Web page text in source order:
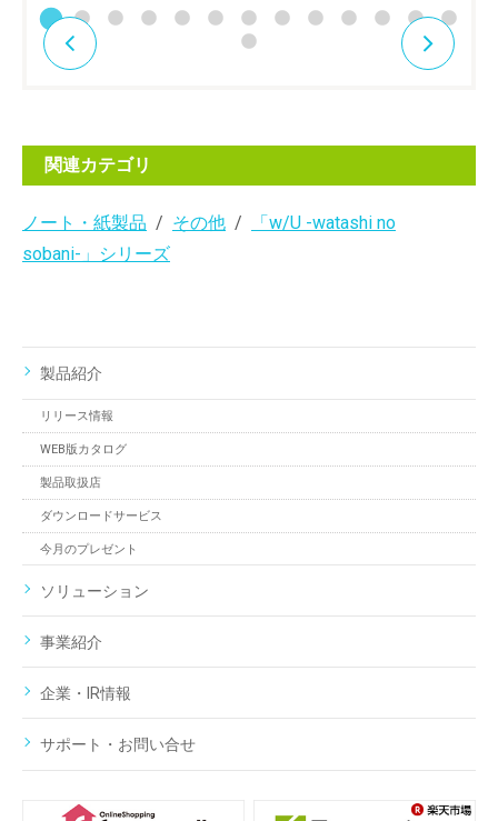
関連カテゴリ
ノート・紙製品 その他
「w/U -watashi no
sobani-」シリーズ
製品紹介
リリース情報
WEB版カタログ
製品取扱店
ダウンロードサービス
今月のプレゼント
ソリューション
事業紹介
企業・IR情報
サポート・お問い合せ